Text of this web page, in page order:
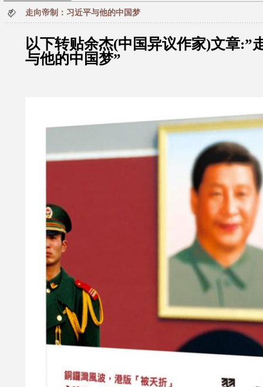
走向帝制：习近平与他的中国梦
以下转贴余杰(中国异议作家)文章:”
与他的中国梦”